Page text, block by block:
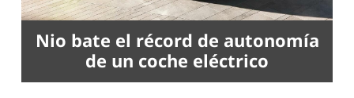
Nio bate el récord de autonomía
de un coche eléctrico